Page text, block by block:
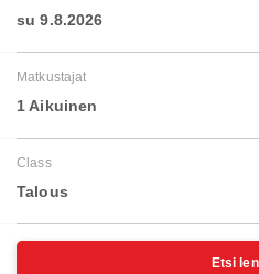
su 9.8.2026
Matkustajat
1 Aikuinen
Class
Talous
Etsi